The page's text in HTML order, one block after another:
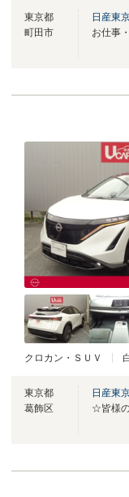
東京都
町田市
日産東
クロカン・ＳＵＶ
東京都
葛飾区
日産東
☆皆様